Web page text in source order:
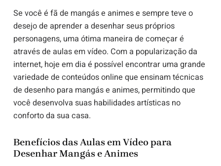
Se você é fã de mangás e animes e sempre teve o
desejo de aprender a desenhar seus próprios
personagens, uma ótima maneira de começar é
através de aulas em vídeo. Com a popularização da
internet, hoje em dia é possível encontrar uma grande
variedade de conteúdos online que ensinam técnicas
de desenho para mangás e animes, permitindo que
você desenvolva suas habilidades artísticas no
conforto da sua casa.
Benefícios das Aulas em Vídeo para
Desenhar Mangás e Animes